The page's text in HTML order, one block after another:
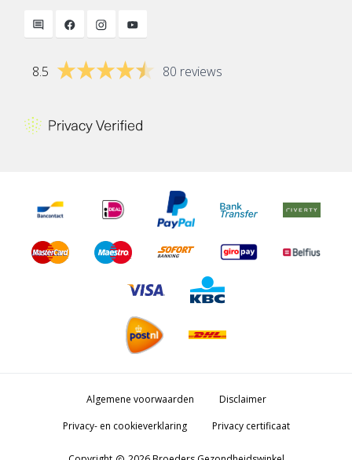
8.5 80 reviews
Algemene voorwaarden
Disclaimer
Privacy- en cookieverklaring
Privacy certificaat